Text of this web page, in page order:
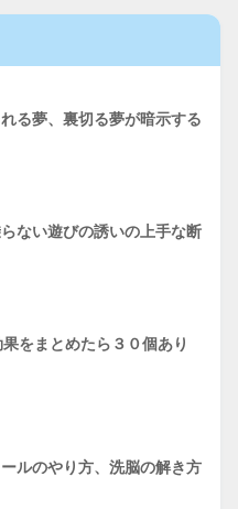
れる夢、裏切る夢が暗示する
ない遊びの誘いの上手な断
をまとめたら３０個あり
ルのやり方、洗脳の解き方